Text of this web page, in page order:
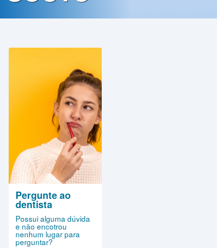
de
Pergunte ao
dentista
Possui alguma dúvida
e não encotrou
nenhum lugar para
perguntar?